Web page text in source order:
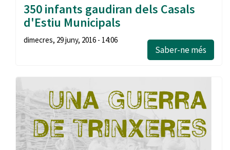
350 infants gaudiran dels Casals
d'Estiu Municipals
dimecres, 29 juny, 2016 - 14:06
Saber-ne més